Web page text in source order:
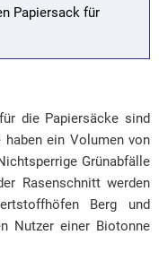
Papiersack für
die Papiersäcke sind
ein Volumen von
Grünabfälle
Rasenschnitt werden
Berg und
Nutzer einer Biotonne